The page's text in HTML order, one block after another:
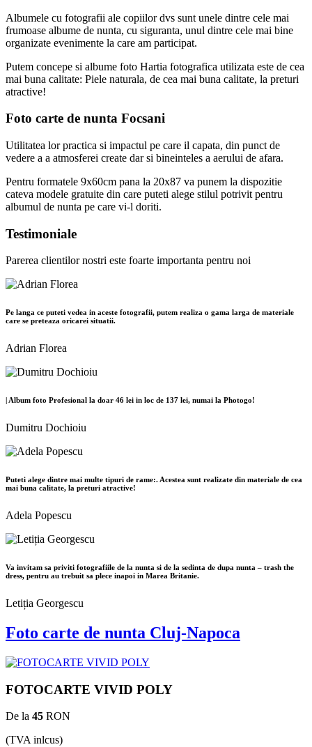
Albumele cu fotografii ale copiilor dvs sunt unele dintre cele mai
frumoase albume de nunta, cu siguranta, unul dintre cele mai bine
organizate evenimente la care am participat.
Putem concepe si albume foto Hartia fotografica utilizata este de cea
mai buna calitate: Piele naturala, de cea mai buna calitate, la preturi
atractive!
Foto carte de nunta Focsani
Utilitatea lor practica si impactul pe care il capata, din punct de
vedere a a atmosferei create dar si bineinteles a aerului de afara.
Pentru formatele 9x60cm pana la 20x87 va punem la dispozitie
cateva modele gratuite din care puteti alege stilul potrivit pentru
albumul de nunta pe care vi-l doriti.
Testimoniale
Parerea clientilor nostri este foarte importanta pentru noi
Pe langa ce puteti vedea in aceste fotografii, putem realiza o gama larga de materiale
care se preteaza oricarei situatii.
Adrian Florea
| Album foto Profesional la doar 46 lei in loc de 137 lei, numai la Photogo!
Dumitru Dochioiu
Puteti alege dintre mai multe tipuri de rame:. Acestea sunt realizate din materiale de cea
mai buna calitate, la preturi atractive!
Adela Popescu
Va invitam sa priviti fotografiile de la nunta si de la sedinta de dupa nunta – trash the
dress, pentru au trebuit sa plece inapoi in Marea Britanie.
Letiția Georgescu
Foto carte de nunta Cluj-Napoca
FOTOCARTE VIVID POLY
De la 45 RON
(TVA inlcus)